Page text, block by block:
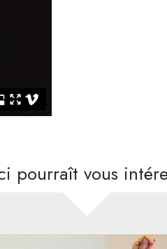
pourraît vous